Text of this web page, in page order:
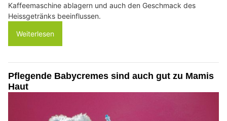
Kaffeemaschine ablagern und auch den Geschmack des
Heissgetränks beeinflussen.
Weiterlesen
Pflegende Babycremes sind auch gut zu Mamis
Haut